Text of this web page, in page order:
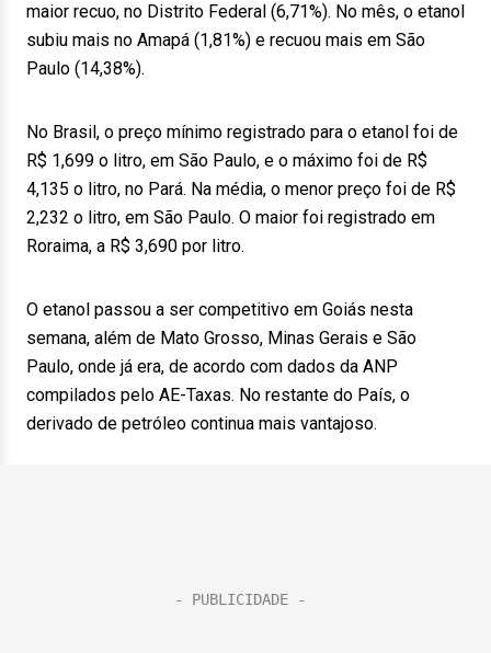
maior recuo, no Distrito Federal (6,71%). No mês, o etanol
subiu mais no Amapá (1,81%) e recuou mais em São
Paulo (14,38%).
No Brasil, o preço mínimo registrado para o etanol foi de
R$ 1,699 o litro, em São Paulo, e o máximo foi de R$
4,135 o litro, no Pará. Na média, o menor preço foi de R$
2,232 o litro, em São Paulo. O maior foi registrado em
Roraima, a R$ 3,690 por litro.
O etanol passou a ser competitivo em Goiás nesta
semana, além de Mato Grosso, Minas Gerais e São
Paulo, onde já era, de acordo com dados da ANP
compilados pelo AE-Taxas. No restante do País, o
derivado de petróleo continua mais vantajoso.